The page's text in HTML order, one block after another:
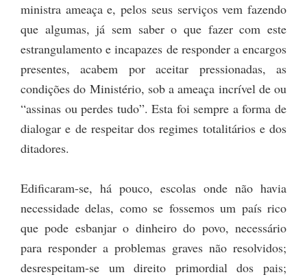
ministra ameaça e, pelos seus serviços vem fazendo
que algumas, já sem saber o que fazer com este
estrangulamento e incapazes de responder a encargos
presentes, acabem por aceitar pressionadas, as
condições do Ministério, sob a ameaça incrível de ou
“assinas ou perdes tudo”. Esta foi sempre a forma de
dialogar e de respeitar dos regimes totalitários e dos
ditadores.
Edificaram-se, há pouco, escolas onde não havia
necessidade delas, como se fossemos um país rico
que pode esbanjar o dinheiro do povo, necessário
para responder a problemas graves não resolvidos;
desrespeitam-se um direito primordial dos pais;